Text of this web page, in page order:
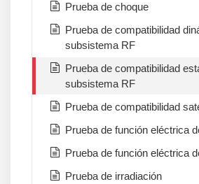
Prueba de choque
Prueba de compatibilidad
subsistema RF
Prueba de compatibilidad
subsistema RF
Prueba de compatibilidad
Prueba de función eléctrica
Prueba de función eléctrica
Prueba de irradiación